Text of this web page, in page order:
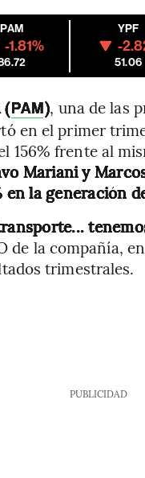
PAM
-1.81%
YPF
-
51.06
(PAM), una de las
en el primer
156% frente al
Mariani y
en la generación
de la compañía,
trimestrales.
PUBLICIDAD